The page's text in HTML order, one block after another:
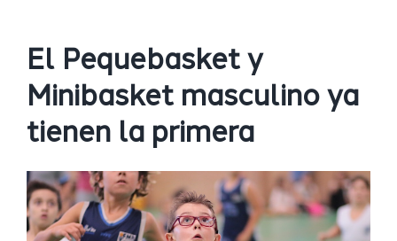
El Pequebasket y
Minibasket masculino ya
tienen la primera
Ver
imagen
más